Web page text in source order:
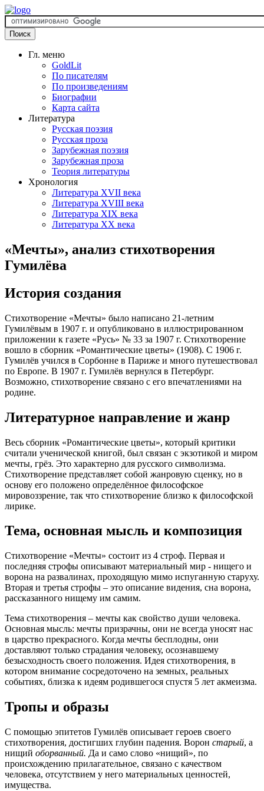
Гл. меню
GoldLit
По писателям
По произведениям
Биографии
Карта сайта
Литература
Русская поэзия
Русская проза
Зарубежная поэзия
Зарубежная проза
Теория литературы
Хронология
Литература XVII века
Литература XVIII века
Литература XIX века
Литература XX века
«Мечты», анализ стихотворения
Гумилёва
История создания
Стихотворение «Мечты» было написано 21-летним
Гумилёвым в 1907 г. и опубликовано в иллюстрированном
приложении к газете «Русь» № 33 за 1907 г. Стихотворение
вошло в сборник «Романтические цветы» (1908). С 1906 г.
Гумилёв учился в Сорбонне в Париже и много путешествовал
по Европе. В 1907 г. Гумилёв вернулся в Петербург.
Возможно, стихотворение связано с его впечатлениями на
родине.
Литературное направление и жанр
Весь сборник «Романтические цветы», который критики
считали ученической книгой, был связан с экзотикой и миром
мечты, грёз. Это характерно для русского символизма.
Стихотворение представляет собой жанровую сценку, но в
основу его положено определённое философское
мировоззрение, так что стихотворение близко к философской
лирике.
Тема, основная мысль и композиция
Стихотворение «Мечты» состоит из 4 строф. Первая и
последняя строфы описывают материальный мир - нищего и
ворона на развалинах, проходящую мимо испуганную старуху.
Вторая и третья строфы – это описание видения, сна ворона,
рассказанного нищему им самим.
Тема стихотворения – мечты как свойство души человека.
Основная мысль: мечты призрачны, они не всегда уносят нас
в царство прекрасного. Когда мечты бесплодны, они
доставляют только страдания человеку, осознавшему
безысходность своего положения. Идея стихотворения, в
котором внимание сосредоточено на земных, реальных
событиях, близка к идеям родившегося спустя 5 лет акмеизма.
Тропы и образы
С помощью эпитетов Гумилёв описывает героев своего
стихотворения, достигших глубин падения. Ворон старый, а
нищий оборванный. Да и само слово «нищий», по
происхождению прилагательное, связано с качеством
человека, отсутствием у него материальных ценностей,
имущества.